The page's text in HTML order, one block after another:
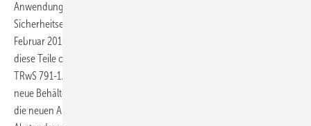
Anwendung? Werden wesentliche bauliche Teile oder
Sicherheitseinrichtungen einer Heizölverbraucheranlage, die vor
Februar 2015 errichtet wurde, geändert, so gelten grundsätzlich für
diese Teile oder Sicherheitseinrichtungen die Anforderungen aus
TRwS 791-1. Wird nun die vorgenannte Batterietankanlage durch
neue Behälter anderer Bauart ersetzt, gelten grundsätzlich zunächst
die neuen Abstandsregelungen. Können aber diese